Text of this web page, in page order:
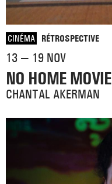
CINÉMA RÉTROSPECTIVE
13 — 19 NOV
NO HOME MOVIE
CHANTAL AKERMAN